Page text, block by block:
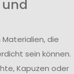
die
sein können.
Kapuzen oder